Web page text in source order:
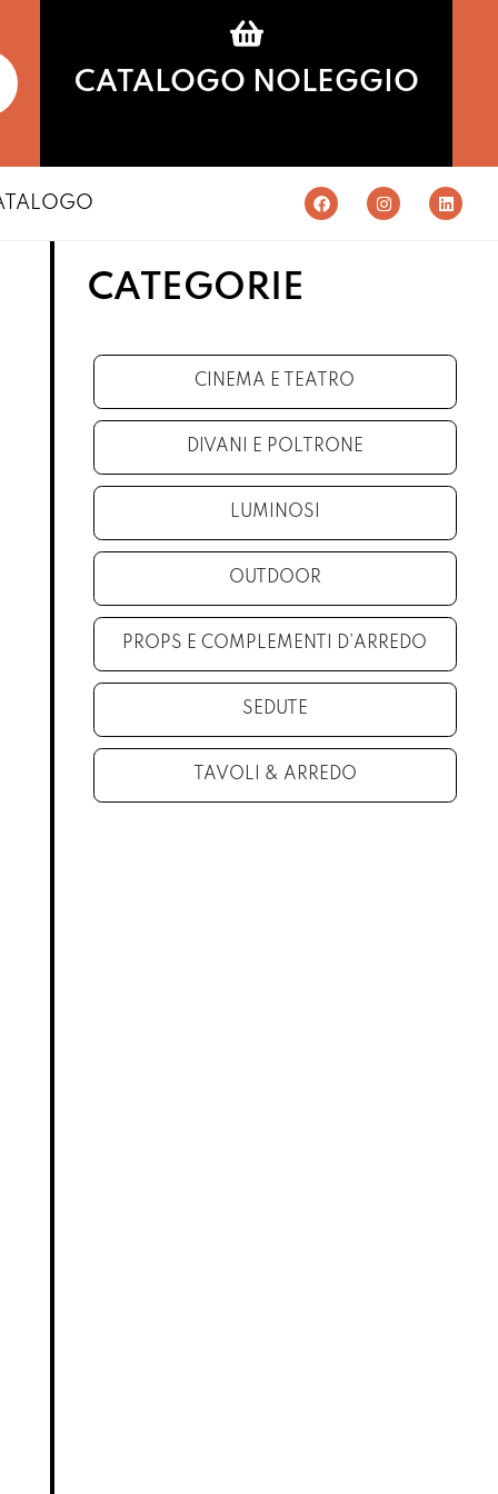
CATALOGO NOLEGGIO
CATEGORIE
CINEMA E TEATRO
DIVANI E POLTRONE
LUMINOSI
OUTDOOR
PROPS E COMPLEMENTI D’ARREDO
SEDUTE
TAVOLI & ARREDO